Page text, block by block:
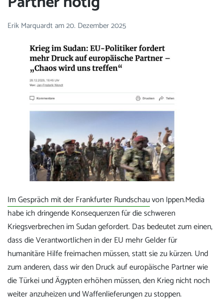
Erik Marquardtam20. Dezember 2025
Im Gespräch mit der Frankfurter Rundschauvon Ippen.Media
habe ich dringende Konsequenzen für die schweren
Kriegsverbrechen im Sudan gefordert. Das bedeutet zum einen,
dass die Verantwortlichen in der EU mehr Gelder für
humanitäre Hilfe freimachen müssen, statt sie zu kürzen. Und
zum anderen, dass wir den Druck auf europäische Partner wie
die Türkei und Ägypten erhöhen müssen, den Krieg nicht noch
weiter anzuheizen und Waffenlieferungen zu stoppen.